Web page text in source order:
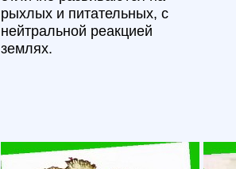
рыхлых и питательных, с
нейтральной реакцией
землях.